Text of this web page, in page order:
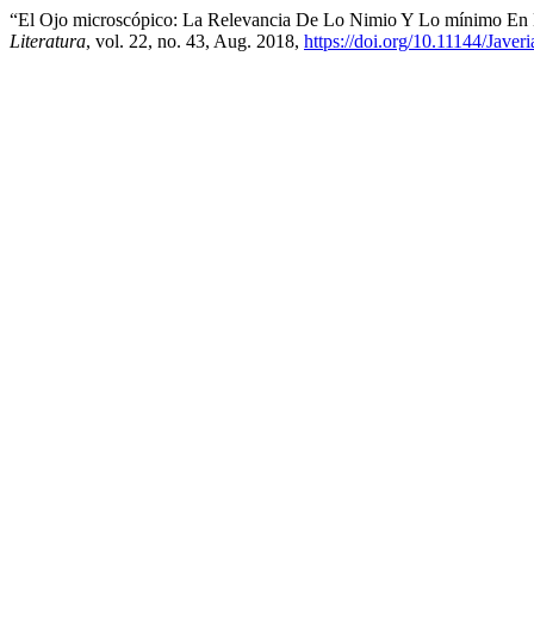
“El Ojo microscópico: La Relevancia De Lo Nimio Y Lo mínimo
Literatura, vol. 22, no. 43, Aug. 2018, https://doi.org/10.11144/